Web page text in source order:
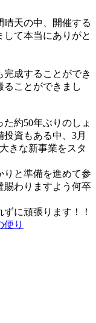
晴天の中、開催する
て本当にありがと
成することができ
ることができまし
約50年ぶりのしょ
資もある中、3月
きな新事業をスタ
りと準備を進めて参
賜わりますよう何卒
に頑張ります！！
便り